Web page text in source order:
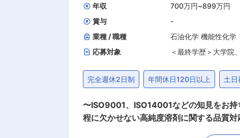
さらに会社を成長させる」という考えか
年収
700万円~899万円
賞与
-
業種 / 職種
石油化学 機能性化学
応募対象
＜最終学歴＞大学院
完全週休2日制 年間休日120日以上 土日
〜ISO9001、ISO14001などの知見をお持ちの方歓
程に欠かせない高純度溶剤に関する品質